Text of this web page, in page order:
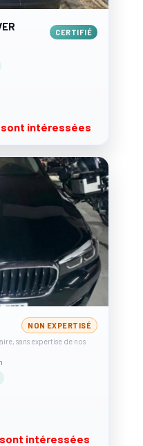
CERTIFIÉ
intéressées
NON EXPERTISÉ
sans expertise de nos
intéressées